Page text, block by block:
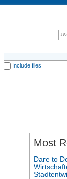
Include files
Most
Dare to